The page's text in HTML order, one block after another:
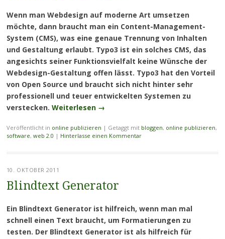
Wenn man Webdesign auf moderne Art umsetzen
möchte, dann braucht man ein Content-Management-
System (CMS), was eine genaue Trennung von Inhalten
und Gestaltung erlaubt. Typo3 ist ein solches CMS, das
angesichts seiner Funktionsvielfalt keine Wünsche der
Webdesign-Gestaltung offen lässt. Typo3 hat den Vorteil
von Open Source und braucht sich nicht hinter sehr
professionell und teuer entwickelten Systemen zu
verstecken. Weiterlesen →
Veröffentlicht in online publizieren | Getaggt mit bloggen, online publizieren,
software, web 2.0 | Hinterlasse einen Kommentar
10. OKTOBER 2011
Blindtext Generator
Ein Blindtext Generator ist hilfreich, wenn man mal
schnell einen Text braucht, um Formatierungen zu
testen. Der Blindtext Generator ist als hilfreich für